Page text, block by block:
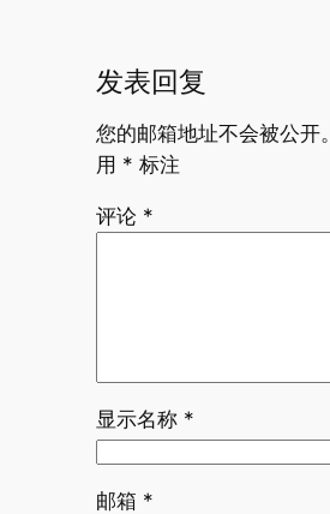
发表回复
您的邮箱地址不会被公开。
用 * 标注
评论 *
显示名称 *
邮箱 *